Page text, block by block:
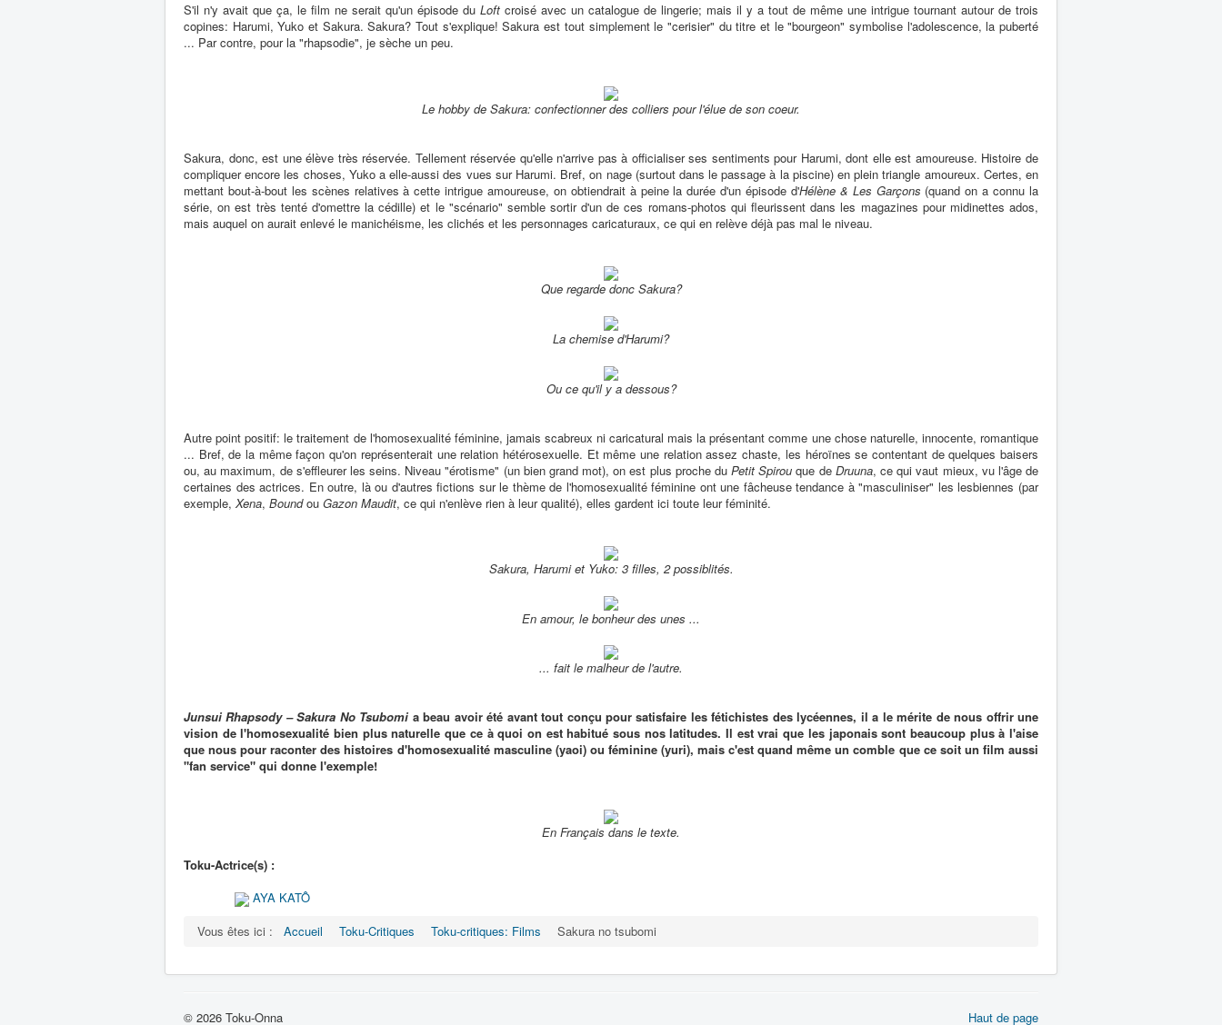
S'il n'y avait que ça, le film ne serait qu'un épisode du Loft croisé avec un catalogue de lingerie; mais il y a tout de même une intrigue tournant autour de trois
copines: Harumi, Yuko et Sakura. Sakura? Tout s'explique! Sakura est tout simplement le "cerisier" du titre et le "bourgeon" symbolise l'adolescence, la puberté
... Par contre, pour la "rhapsodie", je sèche un peu.
Le hobby de Sakura: confectionner des colliers pour l'élue de son coeur.
Sakura, donc, est une élève très réservée. Tellement réservée qu'elle n'arrive pas à officialiser ses sentiments pour Harumi, dont elle est amoureuse. Histoire de
compliquer encore les choses, Yuko a elle-aussi des vues sur Harumi. Bref, on nage (surtout dans le passage à la piscine) en plein triangle amoureux. Certes, en
mettant bout-à-bout les scènes relatives à cette intrigue amoureuse, on obtiendrait à peine la durée d'un épisode d'Hélène & Les Garçons (quand on a connu la
série, on est très tenté d'omettre la cédille) et le "scénario" semble sortir d'un de ces romans-photos qui fleurissent dans les magazines pour midinettes ados,
mais auquel on aurait enlevé le manichéisme, les clichés et les personnages caricaturaux, ce qui en relève déjà pas mal le niveau.
Que regarde donc Sakura?
La chemise d'Harumi?
Ou ce qu'il y a dessous?
Autre point positif: le traitement de l'homosexualité féminine, jamais scabreux ni caricatural mais la présentant comme une chose naturelle, innocente, romantique
... Bref, de la même façon qu'on représenterait une relation hétérosexuelle. Et même une relation assez chaste, les héroïnes se contentant de quelques baisers
ou, au maximum, de s'effleurer les seins. Niveau "érotisme" (un bien grand mot), on est plus proche duPetit Spirou que de Druuna, ce qui vaut mieux, vu l'âge de
certaines des actrices. En outre, là ou d'autres fictions sur le thème de l'homosexualité féminine ont une fâcheuse tendance à "masculiniser" les lesbiennes (par
exemple, Xena, Boundou Gazon Maudit, ce qui n'enlève rien à leur qualité), elles gardent ici toute leur féminité.
Sakura, Harumi et Yuko: 3 filles, 2 possiblités.
En amour, le bonheur des unes ...
... fait le malheur de l'autre.
Junsui Rhapsody – Sakura No Tsubomi a beau avoir été avant tout conçu pour satisfaire les fétichistes des lycéennes, il a le mérite de nous offrir une
vision de l'homosexualité bien plus naturelle que ce à quoi on est habitué sous nos latitudes. Il est vrai que les japonais sont beaucoup plus à l'aise
que nous pour raconter des histoires d'homosexualité masculine (yaoi) ou féminine (yuri), mais c'est quand même un comble que ce soit un film aussi
"fan service" qui donne l'exemple!
En Français dans le texte.
Toku-Actrice(s) :
AYA KATÔ
Vous êtes ici :
Accueil Toku-Critiques Toku-critiques: Films Sakura no tsubomi
Haut de page
© 2026 Toku-Onna